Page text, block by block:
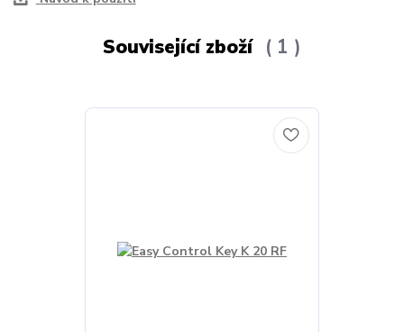
Související zboží 1